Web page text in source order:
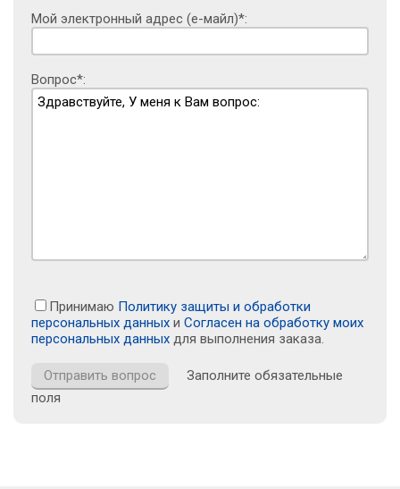
Мой электронный адрес (е-майл)*:
Вопрос*:
Принимаю Политику защиты и обработки
персональных данных и Согласен на обработку моих
персональных данных для выполнения заказа.
Заполните обязательные
поля